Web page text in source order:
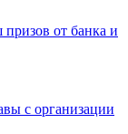
от банка и
с организации